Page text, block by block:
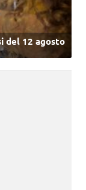
del 12 agosto